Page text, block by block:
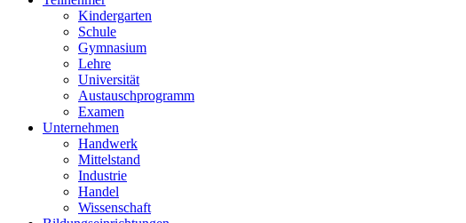
Kindergarten
Schule
Gymnasium
Lehre
Universität
Austauschprogramm
Examen
Unternehmen
Handwerk
Mittelstand
Industrie
Handel
Wissenschaft